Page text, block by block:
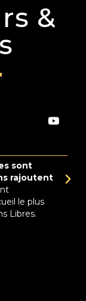
&
sont
rajoutent
le plus
Libres.